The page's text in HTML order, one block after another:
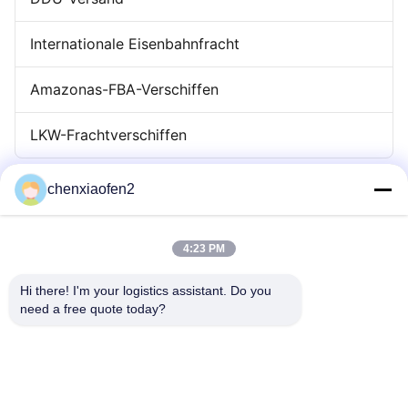
Internationale Eisenbahnfracht
Amazonas-FBA-Verschiffen
LKW-Frachtverschiffen
chenxiaofen2
4:23 PM
Hi there! I'm your logistics assistant. Do you
need a free quote today?